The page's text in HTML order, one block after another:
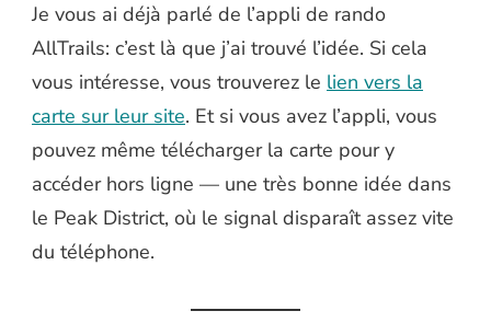
Je vous ai déjà parlé de l’appli de rando
AllTrails: c’est là que j’ai trouvé l’idée. Si cela
vous intéresse, vous trouverez le lien vers la
carte sur leur site. Et si vous avez l’appli, vous
pouvez même télécharger la carte pour y
accéder hors ligne — une très bonne idée dans
le Peak District, où le signal disparaît assez vite
du téléphone.